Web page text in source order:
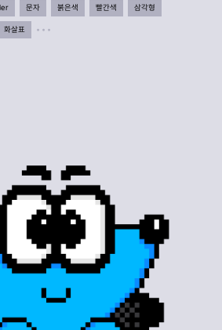
문자 붉은색 빨간색 삼각형
화살표